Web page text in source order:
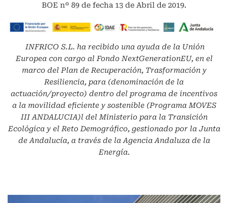
BOE nº 89 de fecha 13 de Abril de 2019.
INFRICO S.L. ha recibido una ayuda de la Unión
Europea con cargo al Fondo NextGenerationEU, en el
marco del Plan de Recuperación, Trasformación y
Resiliencia, para (denominación de la
actuación/proyecto) dentro del programa de incentivos
a la movilidad eficiente y sostenible (Programa MOVES
III ANDALUCIA)l del Ministerio para la Transición
Ecológica y el Reto Demográfico, gestionado por la Junta
de Andalucía, a través de la Agencia Andaluza de la
Energía.